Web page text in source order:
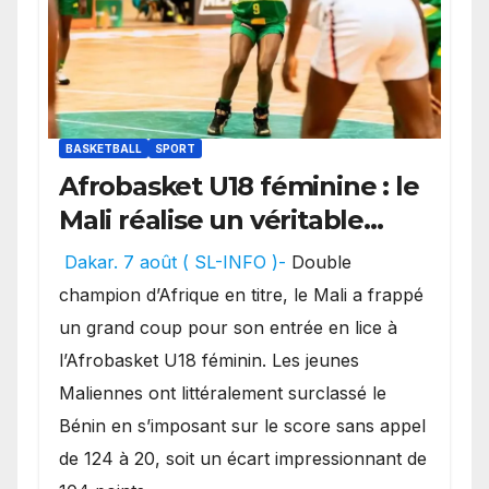
BASKETBALL SPORT
Afrobasket U18 féminine : le
Mali réalise un véritable
festival offensif et inflige
une lourde défaite au
Bénin.
Dakar. 7 août ( SL-INFO )- Double
champion d’Afrique en titre, le Mali a frappé
un grand coup pour son entrée en lice à
l’Afrobasket U18 féminin. Les jeunes
Maliennes ont littéralement surclassé le
Bénin en s’imposant sur le score sans appel
de 124 à 20, soit un écart impressionnant de